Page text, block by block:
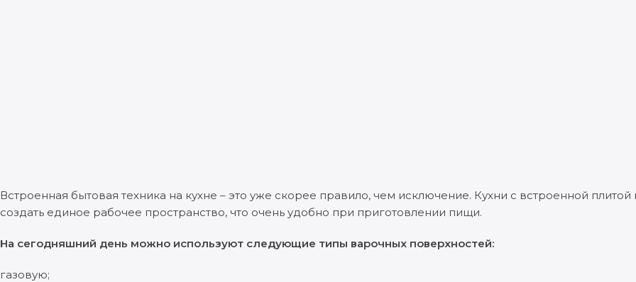
Встроенная бытовая техника на кухне – это уже скорее правило, чем исключение. Кухни с встроенной плитой
создать единое рабочее пространство, что очень удобно при приготовлении пищи.
На сегодняшний день можно используют следующие типы варочных поверхностей:
газовую;